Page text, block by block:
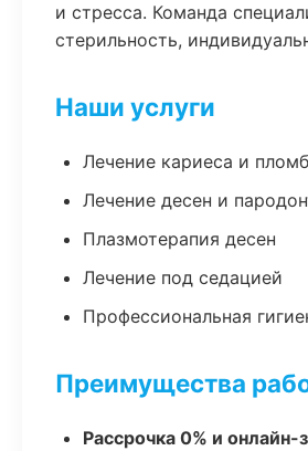
и стресса. Команда
стерильность,
Наши услуги
Лечение кариеса и
Лечение десен и
Плазмотерапия десен
Лечение под седацией
Профессиональная
Преимущества
Рассрочка 0% и онлайн-